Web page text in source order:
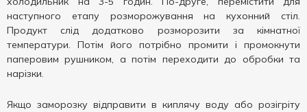
наступного етапу розморожування на кухонний стіл.
Продукт слід додатково розморозити за кімнатної
температури. Потім його потрібно промити і промокнути
паперовим рушником, а потім переходити до обробки та
нарізки.
Якщо заморозку відправити в киплячу воду або розігріту